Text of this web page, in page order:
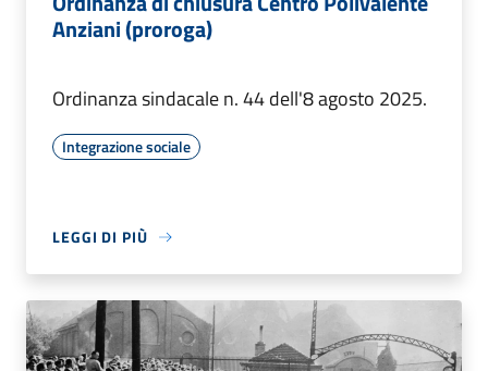
Anziani (proroga)
Ordinanza sindacale n. 44 dell'8 agosto 2025.
Integrazione sociale
LEGGI DI PIÙ